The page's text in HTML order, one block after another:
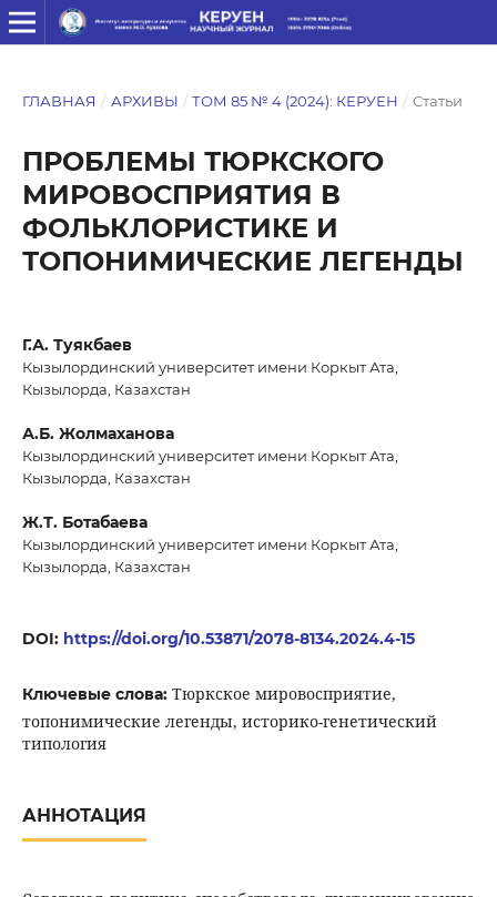
ГЛАВНАЯ / АРХИВЫ / ТОМ 85 № 4 (2024): КЕРУЕН / Статьи
ПРОБЛЕМЫ ТЮРКСКОГО
МИРОВОСПРИЯТИЯ В
ФОЛЬКЛОРИСТИКЕ И
ТОПОНИМИЧЕСКИЕ ЛЕГЕНДЫ
Г.А. Туякбаев
Кызылординский университет имени Коркыт Ата,
Кызылорда, Казахстан
А.Б. Жолмаханова
Кызылординский университет имени Коркыт Ата,
Кызылорда, Казахстан
Ж.Т. Ботабаева
Кызылординский университет имени Коркыт Ата,
Кызылорда, Казахстан
DOI: https://doi.org/10.53871/2078-8134.2024.4-15
Ключевые слова: Тюркское мировосприятие,
топонимические легенды, историко-генетический
типология
АННОТАЦИЯ